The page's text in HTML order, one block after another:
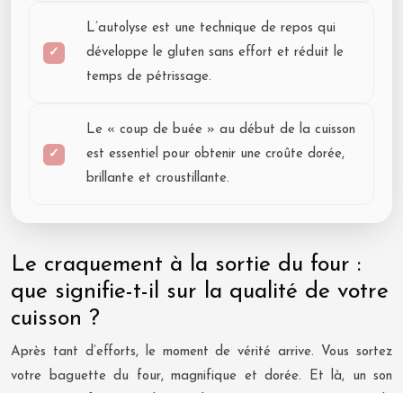
L’autolyse est une technique de repos qui
développe le gluten sans effort et réduit le
temps de pétrissage.
Le « coup de buée » au début de la cuisson
est essentiel pour obtenir une croûte dorée,
brillante et croustillante.
Le craquement à la sortie du four :
que signifie-t-il sur la qualité de votre
cuisson ?
Après tant d’efforts, le moment de vérité arrive. Vous sortez
votre baguette du four, magnifique et dorée. Et là, un son